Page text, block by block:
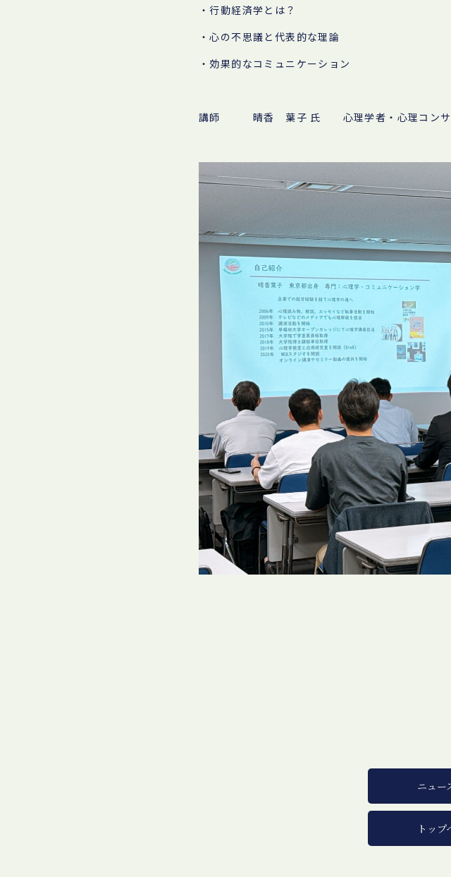
・行動経済学とは？
・心の不思議と代表的な理論
・効果的なコミュニケーション
講師 晴香 葉子 氏 心理学者・心理コンサル
ニュー
トップ